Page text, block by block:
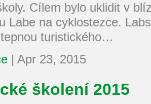
Cílem bylo uklidit v
Labe na cyklostezce.
turistického…
| Apr 23, 2015
školení 2015